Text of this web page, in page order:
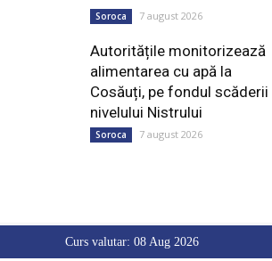
RECENTE
Ultimele baraje de protecție
de pe Nistru au fost
demontate. Ministrul
Mediului: „Vom continua...
Știri 7 august 2026
salvare
7 august 2026